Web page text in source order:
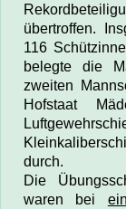
übertroffen.
116
belegte die
zweiten
Hofstaat
durch.
Die
waren bei